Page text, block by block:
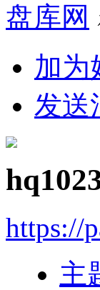
盘库网
加为
发送
https://
主